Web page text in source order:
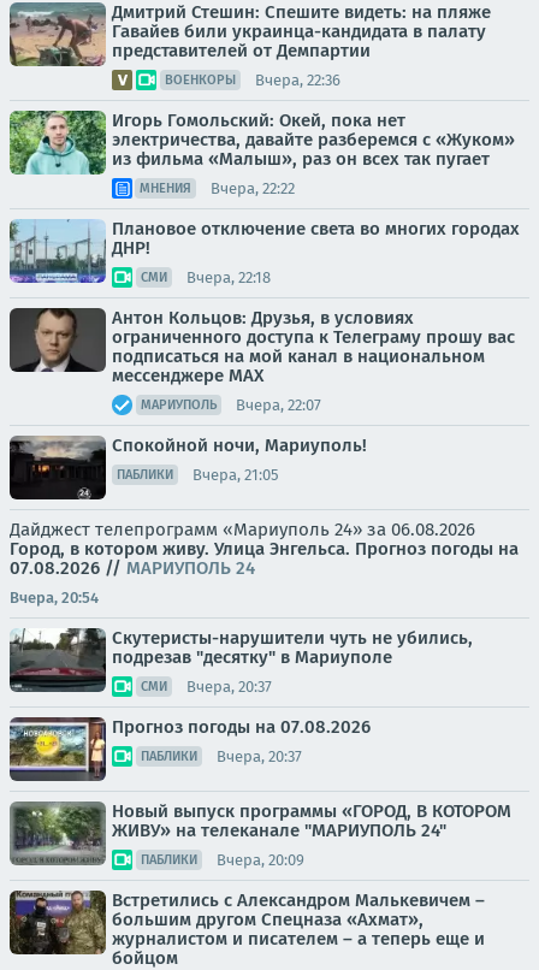
Дмитрий Стешин: Спешите видеть: на пляже
Гавайев били украинца-кандидата в палату
представителей от Демпартии
ВОЕНКОРЫ Вчера, 22:36
Игорь Гомольский: Окей, пока нет
электричества, давайте разберемся с «Жуком»
из фильма «Малыш», раз он всех так пугает
МНЕНИЯ Вчера, 22:22
Плановое отключение света во многих городах
ДНР!
СМИ Вчера, 22:18
Антон Кольцов: Друзья, в условиях
ограниченного доступа к Телеграму прошу вас
подписаться на мой канал в национальном
мессенджере МАХ
МАРИУПОЛЬ Вчера, 22:07
Спокойной ночи, Мариуполь!
ПАБЛИКИ Вчера, 21:05
Дайджест телепрограмм «Мариуполь 24» за 06.08.2026
Город, в котором живу. Улица Энгельса. Прогноз погоды на
07.08.2026 // МАРИУПОЛЬ 24
Вчера, 20:54
Скутеристы-нарушители чуть не убились,
подрезав "десятку" в Мариуполе
СМИ Вчера, 20:37
Прогноз погоды на 07.08.2026
ПАБЛИКИ Вчера, 20:37
Новый выпуск программы «ГОРОД, В КОТОРОМ
ЖИВУ» на телеканале "МАРИУПОЛЬ 24"
ПАБЛИКИ Вчера, 20:09
Встретились с Александром Малькевичем –
большим другом Спецназа «Ахмат»,
журналистом и писателем – а теперь еще и
бойцом